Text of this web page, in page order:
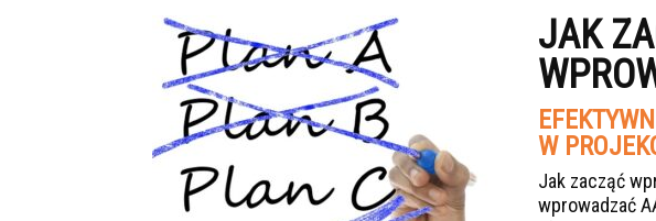
JAK
W
Jak zacząć
wprowadzać